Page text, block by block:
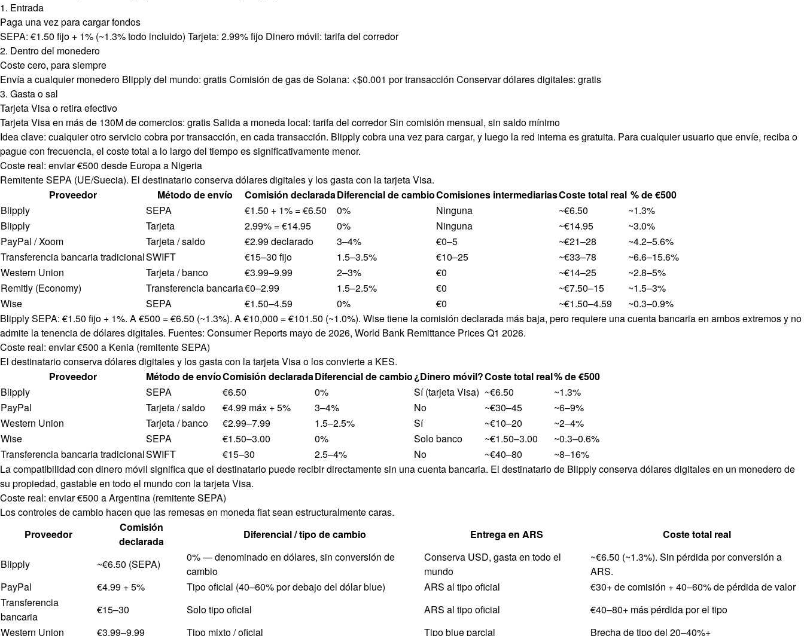
1. Entrada
Paga una vez para cargar fondos
SEPA: €1.50 fijo + 1% (~1.3% todo incluido) Tarjeta: 2.99% fijo Dinero móvil: tarifa del corredor
2. Dentro del monedero
Coste cero, para siempre
Envía a cualquier monedero Blipply del mundo: gratis Comisión de gas de Solana: <$0.001 por transacción Conservar dólares digitales: gratis
3. Gasta o sal
Tarjeta Visa o retira efectivo
Tarjeta Visa en más de 130M de comercios: gratis Salida a moneda local: tarifa del corredor Sin comisión mensual, sin saldo mínimo
Idea clave: cualquier otro servicio cobra por transacción, en cada transacción. Blipply cobra una vez para cargar, y luego la red interna es gratuita. Para cualquier usuario que envíe, reciba o
pague con frecuencia, el coste total a lo largo del tiempo es significativamente menor.
Coste real: enviar €500 desde Europa a Nigeria
Remitente SEPA (UE/Suecia). El destinatario conserva dólares digitales y los gasta con la tarjeta Visa.
Proveedor
Método de envío Comisión declaradaDiferencial de cambioComisiones intermediariasCoste total real % de €500
Blipply
SEPA €1.50 + 1% = €6.50 0% Ninguna ~€6.50
~1.3%
Blipply
Tarjeta 2.99% = €14.95 0% Ninguna ~€14.95
~3.0%
PayPal / Xoom
Tarjeta / saldo €2.99 declarado 3–4% €0–5 ~€21–28
~4.2–5.6%
Transferencia bancaria tradicionalSWIFT €15–30 fijo 1.5–3.5% €10–25 ~€33–78
~6.6–15.6%
Western Union
Tarjeta / banco €3.99–9.99 2–3% €0 ~€14–25
~2.8–5%
Remitly (Economy)
Transferencia bancaria€0–2.99 1.5–2.5% €0 ~€7.50–15
~1.5–3%
Wise
SEPA €1.50–4.59 0% €0 ~€1.50–4.59
~0.3–0.9%
Blipply SEPA: €1.50 fijo + 1%. A €500 = €6.50 (~1.3%). A €10,000 = €101.50 (~1.0%). Wise tiene la comisión declarada más baja, pero requiere una cuenta bancaria en ambos extremos y no
admite la tenencia de dólares digitales. Fuentes: Consumer Reports mayo de 2026, World Bank Remittance Prices Q1 2026.
Coste real: enviar €500 a Kenia (remitente SEPA)
El destinatario conserva dólares digitales y los gasta con la tarjeta Visa o los convierte a KES.
Proveedor
Método de envíoComisión declaradaDiferencial de cambio¿Dinero móvil?Coste total real% de €500
Blipply
SEPA €6.50 0% Sí (tarjeta Visa) ~€6.50
~1.3%
PayPal
Tarjeta / saldo €4.99 máx + 5% 3–4% No ~€30–45
~6–9%
Western Union
Tarjeta / banco €2.99–7.99 1.5–2.5% Sí ~€10–20
~2–4%
Wise
SEPA €1.50–3.00 0% Solo banco ~€1.50–3.00
~0.3–0.6%
Transferencia bancaria tradicionalSWIFT €15–30 2.5–4% No ~€40–80
~8–16%
La compatibilidad con dinero móvil significa que el destinatario puede recibir directamente sin una cuenta bancaria. El destinatario de Blipply conserva dólares digitales en un monedero de
su propiedad, gastable en todo el mundo con la tarjeta Visa.
Coste real: enviar €500 a Argentina (remitente SEPA)
Los controles de cambio hacen que las remesas en moneda fiat sean estructuralmente caras.
Proveedor
Comisión
declarada
Diferencial / tipo de cambio Entrega en ARS Coste total real
Blipply ~€6.50 (SEPA)
0% — denominado en dólares, sin conversión de
cambio
Conserva USD, gasta en todo el
mundo
~€6.50 (~1.3%). Sin pérdida por conversión a
ARS.
PayPal
€4.99 + 5% Tipo oficial (40–60% por debajo del dólar blue) ARS al tipo oficial
€30+ de comisión + 40–60% de pérdida de valor
Transferencia
bancaria
€15–30 Solo tipo oficial ARS al tipo oficial
€40–80+ más pérdida por el tipo
Western Union
€3.99–9.99 Tipo mixto / oficial Tipo blue parcial
Brecha de tipo del 20–40%+